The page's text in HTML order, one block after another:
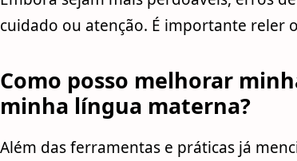
cuidado ou atenção. É importante reler
Como posso melhorar
minha língua materna?
Além das ferramentas e práticas já